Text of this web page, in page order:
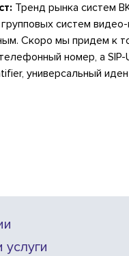
Тренд рынка систем
систем
Скоро мы придем к
номер, а SIP-
универсальный